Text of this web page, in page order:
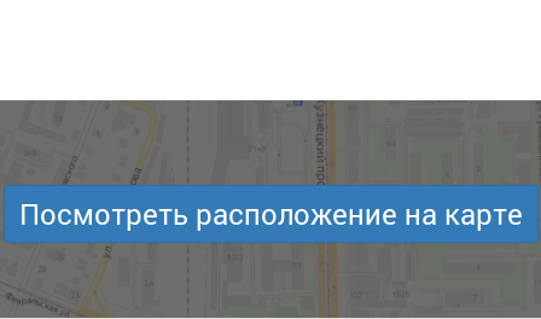
Посмотреть расположение на карте